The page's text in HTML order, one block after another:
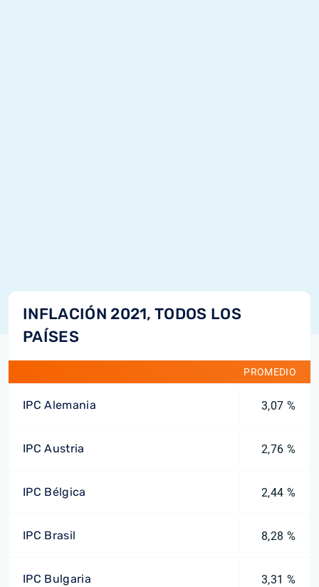
INFLACIÓN 2021, TODOS LOS
PAÍSES
PROMEDIO
IPC Alemania 3,07 %
IPC Austria 2,76 %
IPC Bélgica 2,44 %
IPC Brasil 8,28 %
IPC Bulgaria 3,31 %